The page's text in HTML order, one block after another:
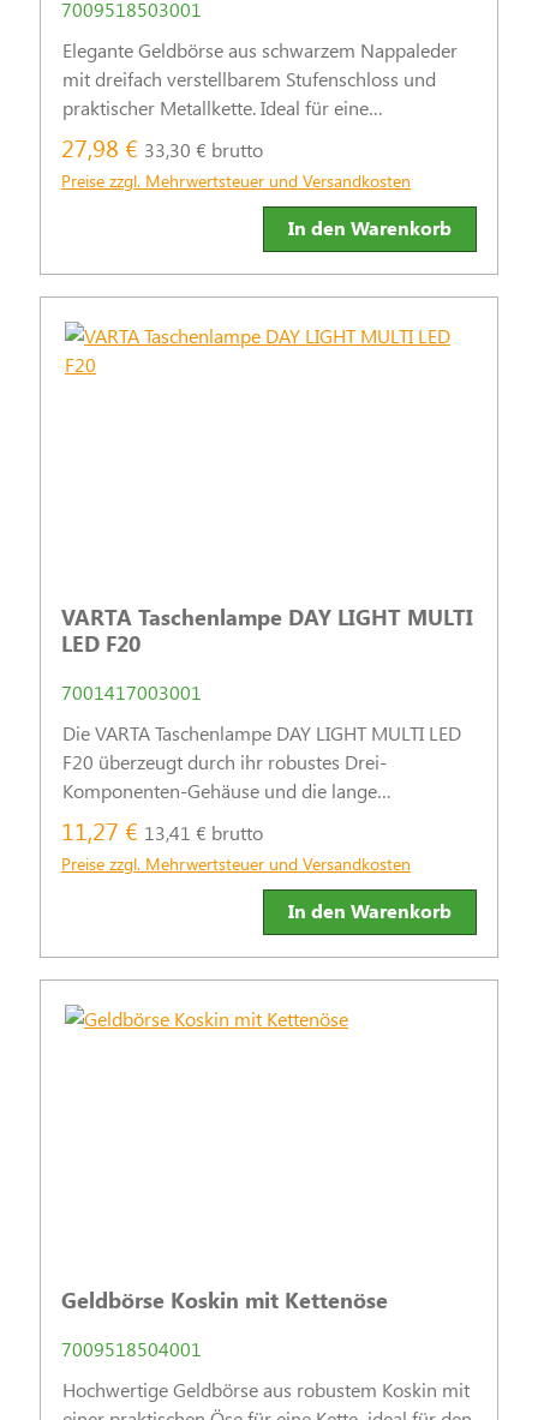
7009518503001
Elegante Geldbörse aus schwarzem Nappaleder
mit dreifach verstellbarem Stufenschloss und
praktischer Metallkette. Ideal für eine
strukturierte Aufbewahrung von Bargeld und
Karten.
27,98 € 33,30 € brutto
Preise zzgl. Mehrwertsteuer und Versandkosten
In den Warenkorb
VARTA Taschenlampe DAY LIGHT MULTI
LED F20
7001417003001
Die VARTA Taschenlampe DAY LIGHT MULTI LED
F20 überzeugt durch ihr robustes Drei-
Komponenten-Gehäuse und die lange
Leuchtdauer. Mit einer Leuchtweite von bis zu 29
Metern ist sie ideal für verschiedenste
Anwendungen.
11,27 € 13,41 € brutto
Preise zzgl. Mehrwertsteuer und Versandkosten
In den Warenkorb
Geldbörse Koskin mit Kettenöse
7009518504001
Hochwertige Geldbörse aus robustem Koskin mit